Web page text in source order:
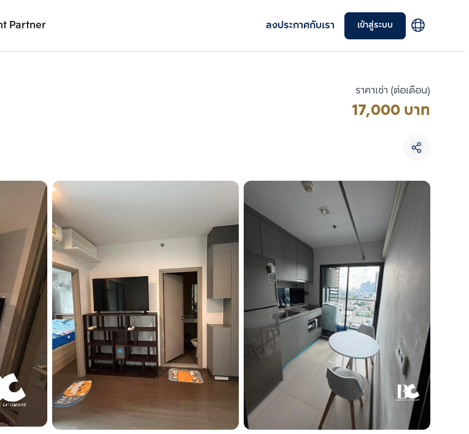
Partner ลงประกาศกับเรา เข้าสู่ระบบ
ดยูนิต
ราคาเช่า (ต่อเดือน)
17,000 บาท
เลือกยูนิตเพื่อเปรียบเทียบ
เปรียบเทียบ